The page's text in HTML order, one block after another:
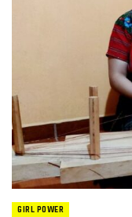
GIRL POWER